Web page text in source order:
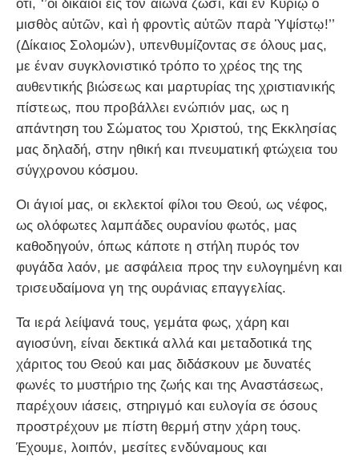
ότι, ‘’οἱ δίκαιοι εἰς τὸν αἰῶνα ζῶσι, καὶ ἐν Κυρίῳ ὁ
μισθὸς αὐτῶν, καὶ ἡ φροντὶς αὐτῶν παρὰ Ὑψίστῳ!’’
(Δίκαιος Σολομών), υπενθυμίζοντας σε όλους μας,
με έναν συγκλονιστικό τρόπο το χρέος της της
αυθεντικής βιώσεως και μαρτυρίας της χριστιανικής
πίστεως, που προβάλλει ενώπιόν μας, ως η
απάντηση του Σώματος του Χριστού, της Εκκλησίας
μας δηλαδή, στην ηθική και πνευματική φτώχεια του
σύγχρονου κόσμου.
Οι άγιοί μας, οι εκλεκτοί φίλοι του Θεού, ως νέφος,
ως ολόφωτες λαμπάδες ουρανίου φωτός, μας
καθοδηγούν, όπως κάποτε η στήλη πυρός τον
φυγάδα λαόν, με ασφάλεια προς την ευλογημένη και
τρισευδαίμονα γη της ουράνιας επαγγελίας.
Τα ιερά λείψανά τους, γεμάτα φως, χάρη και
αγιοσύνη, είναι δεκτικά αλλά και μεταδοτικά της
χάριτος του Θεού και μας διδάσκουν με δυνατές
φωνές το μυστήριο της ζωής και της Αναστάσεως,
παρέχουν ιάσεις, στηριγμό και ευλογία σε όσους
προστρέχουν με πίστη θερμή στην χάρη τους.
Έχουμε, λοιπόν, μεσίτες ενδύναμους και